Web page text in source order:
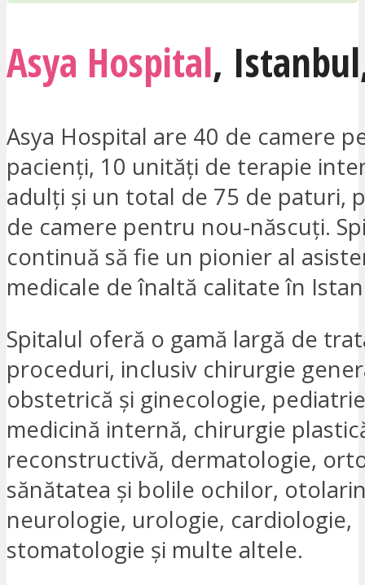
Asya Hospital, Istanbul
Asya Hospital are 40 de camere
pacienți, 10 unități de terapie
adulți și un total de 75 de paturi,
de camere pentru nou-născuți.
continuă să fie un pionier al
medicale de înaltă calitate în
Spitalul oferă o gamă largă de
proceduri, inclusiv chirurgie
obstetrică și ginecologie,
medicină internă, chirurgie
reconstructivă, dermatologie,
sănătatea și bolile ochilor,
neurologie, urologie, cardiologie,
stomatologie și multe altele.